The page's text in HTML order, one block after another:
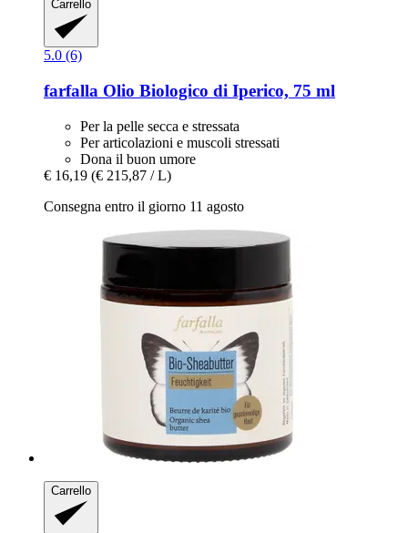
Carrello
5.0 (6)
farfalla Olio Biologico di Iperico, 75 ml
Per la pelle secca e stressata
Per articolazioni e muscoli stressati
Dona il buon umore
€ 16,19 (€ 215,87 / L)
Consegna entro il giorno 11 agosto
Carrello